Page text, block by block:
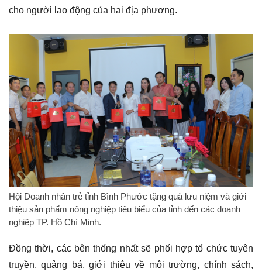
cho người lao động của hai địa phương.
Hội Doanh nhân trẻ tỉnh Bình Phước tặng quà lưu niệm và giới
thiệu sản phẩm nông nghiệp tiêu biểu của tỉnh đến các doanh
nghiệp TP. Hồ Chí Minh.
Đồng thời, các bên thống nhất sẽ phối hợp tổ chức tuyên
truyền, quảng bá, giới thiệu về môi trường, chính sách,